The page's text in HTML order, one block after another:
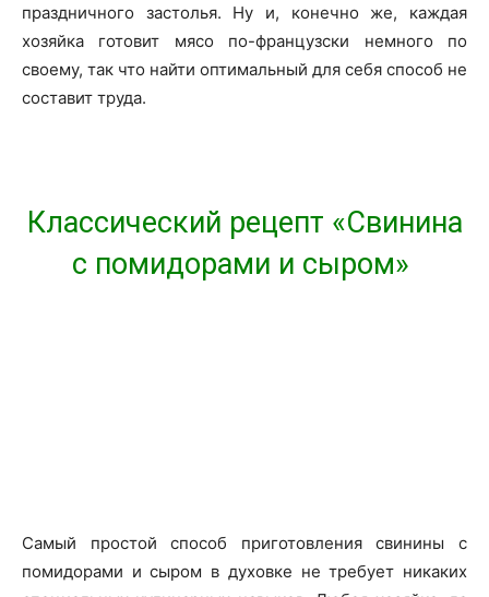
праздничного застолья. Ну и, конечно же, каждая
хозяйка готовит мясо по-французски немного по
своему, так что найти оптимальный для себя способ не
составит труда.
Классический рецепт «Свинина
с помидорами и сыром»
Самый простой способ приготовления свинины с
помидорами и сыром в духовке не требует никаких